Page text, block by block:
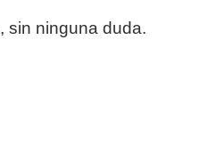
, sin ninguna duda.